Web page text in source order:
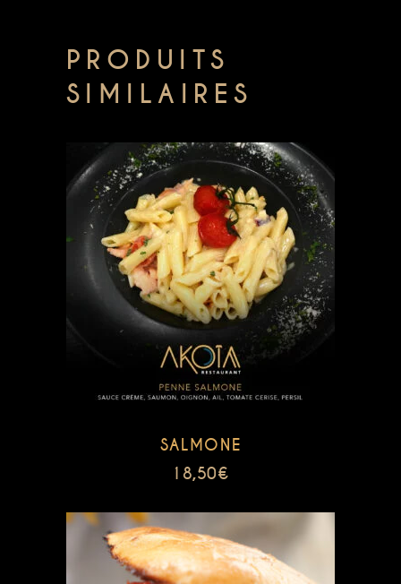
PRODUITS
SIMILAIRES
SALMONE
18,50€